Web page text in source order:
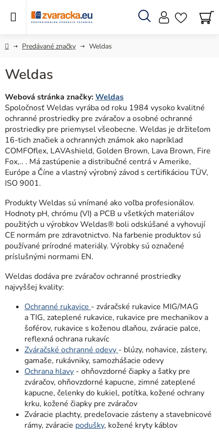
Hľadať
DomovPredávané značky Weldas
Weldas
Webová stránka značky:Weldas
Spoločnosť Weldas vyrába od roku 1984 vysoko kvalitné
ochranné prostriedky pre zváračov a osobné ochranné
prostriedky pre priemysel všeobecne. Weldas je držiteľom
16-tich značiek a ochranných známok ako napríklad
COMFOflex, LAVAshield, Golden Brown, Lava Brown, Fire
Fox,.. . Má zastúpenie a distribučné centrá v Amerike,
Európe a Číne a vlastný výrobný závod s certifikáciou TÜV,
ISO 9001.
Produkty Weldas sú vnímané ako voľba profesionálov.
Hodnoty pH, chrómu (VI) a PCB u všetkých materiálov
použitých u výrobkov Weldas® boli odskúšané a vyhovují
CE normám pre zdravotnictvo. Na farbenie produktov sú
používané prírodné materiály. Výrobky sú označené
príslušnými normami EN.
Weldas dodáva pre zváračov ochranné prostriedky
najvyššej kvality:
Ochranné rukavice - zváračské rukavice MIG/MAG
a TIG, zateplené rukavice, rukavice pre mechanikov a
šoférov, rukavice s koženou dlaňou, zváracie palce,
reflexná ochrana rukavíc
Zváračské ochranné odevy - blúzy, nohavice, zástery,
gamaše, rukávniky, samozhášacie odevy
Ochrana hlavy - ohňovzdorné čiapky a šatky pre
zváračov, ohňovzdorné kapucne, zimné zateplené
kapucne, čelenky do kukiel, potítka, kožené ochrany
krku, kožené čiapky pre zváračov
Zváracie plachty, predeľovacie zásteny a stavebnicové
rámy, zváracie podušky, kožené kryty káblov